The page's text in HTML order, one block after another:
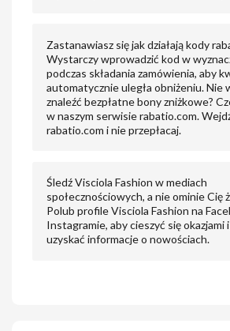
Zastanawiasz się jak działają kody
Wystarczy wprowadzić kod w
podczas składania zamówienia, aby
automatycznie uległa obniżeniu. Nie
znaleźć bezpłatne bony zniżkowe?
w naszym serwisie rabatio.com.
rabatio.com i nie przepłacaj.
Śledź Visciola Fashion w mediach
społecznościowych, a nie ominie Cię
Polub profile Visciola Fashion na
Instagramie, aby cieszyć się okazjami
uzyskać informacje o nowościach.